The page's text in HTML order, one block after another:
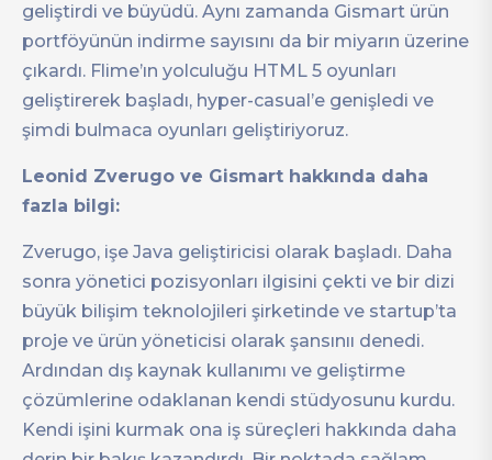
geliştirdi ve büyüdü. Aynı zamanda Gismart ürün
portföyünün indirme sayısını da bir miyarın üzerine
çıkardı. Flime’ın yolculuğu HTML 5 oyunları
geliştirerek başladı, hyper-casual’e genişledi ve
şimdi bulmaca oyunları geliştiriyoruz.
Leonid Zverugo ve Gismart hakkında daha
fazla bilgi:
Zverugo, işe Java geliştiricisi olarak başladı. Daha
sonra yönetici pozisyonları ilgisini çekti ve bir dizi
büyük bilişim teknolojileri şirketinde ve startup’ta
proje ve ürün yöneticisi olarak şansınıı denedi.
Ardından dış kaynak kullanımı ve geliştirme
çözümlerine odaklanan kendi stüdyosunu kurdu.
Kendi işini kurmak ona iş süreçleri hakkında daha